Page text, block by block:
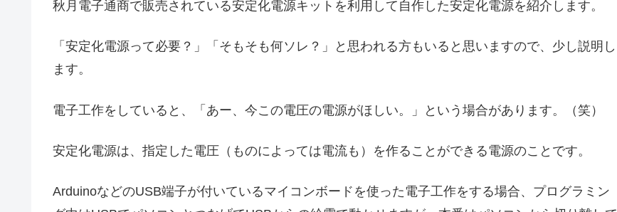
秋月電子通商で販売されている安定化電源キットを利用して自作した安定化電源を紹介します。
「安定化電源って必要？」「そもそも何ソレ？」と思われる方もいると思いますので、少し説明し
ます。
電子工作をしていると、「あー、今この電圧の電源がほしい。」という場合があります。（笑）
安定化電源は、指定した電圧（ものによっては電流も）を作ることができる電源のことです。
ArduinoなどのUSB端子が付いているマイコンボードを使った電子工作をする場合、プログラミン